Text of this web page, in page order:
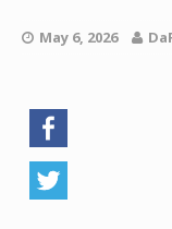
May 6, 2026